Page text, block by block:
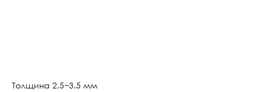
Толщина 2.5~3.5 мм